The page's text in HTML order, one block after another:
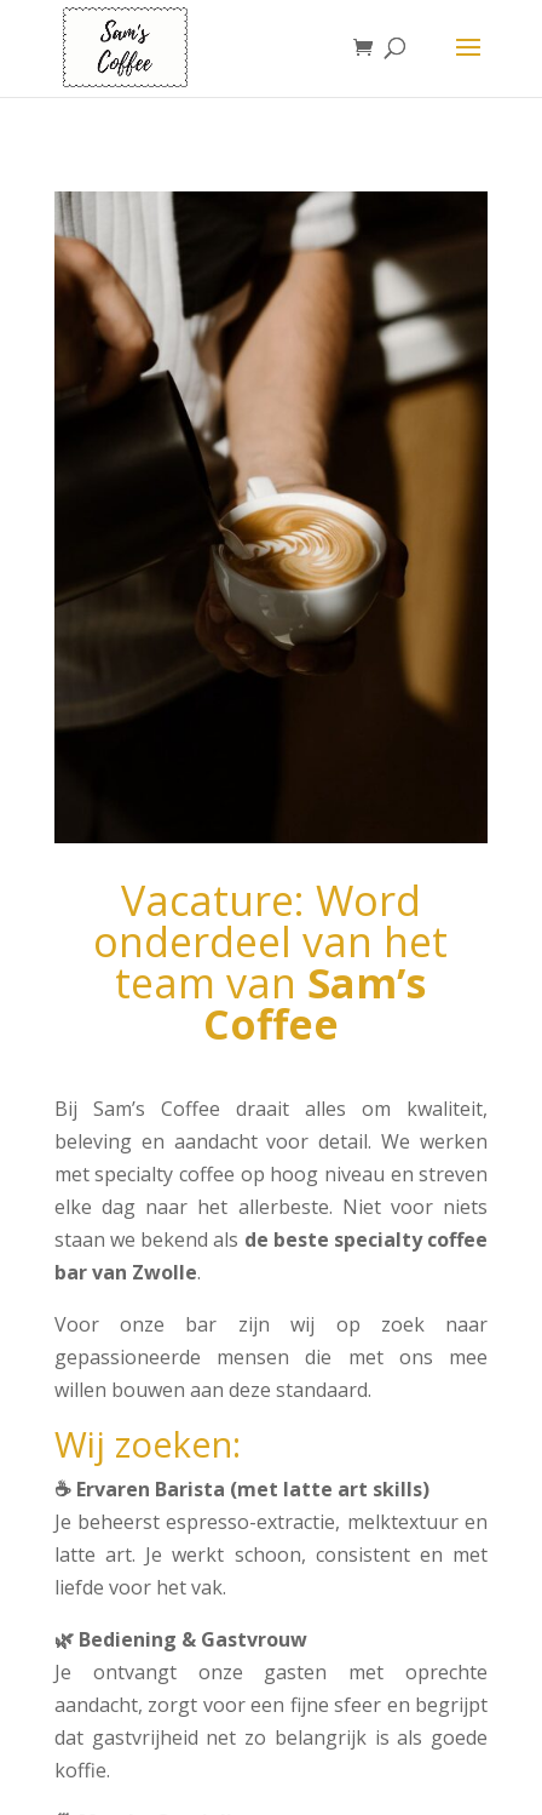
Vacature: Word
onderdeel van het
team van Sam’s
Coffee
Bij Sam’s Coffee draait alles om kwaliteit,
beleving en aandacht voor detail. We werken
met specialty coffee op hoog niveau en streven
elke dag naar het allerbeste. Niet voor niets
staan we bekend als de beste specialty coffee
bar van Zwolle.
Voor onze bar zijn wij op zoek naar
gepassioneerde mensen die met ons mee
willen bouwen aan deze standaard.
Wij zoeken:
☕ Ervaren Barista (met latte art skills)
Je beheerst espresso-extractie, melktextuur en
latte art. Je werkt schoon, consistent en met
liefde voor het vak.
🌿 Bediening & Gastvrouw
Je ontvangt onze gasten met oprechte
aandacht, zorgt voor een fijne sfeer en begrijpt
dat gastvrijheid net zo belangrijk is als goede
koffie.